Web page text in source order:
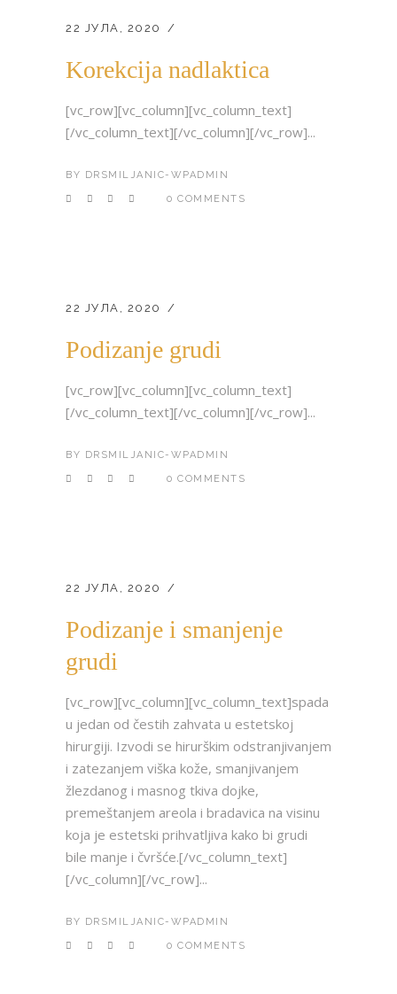
22 ЈУЛА, 2020
Korekcija nadlaktica
[vc_row][vc_column][vc_column_text]
[/vc_column_text][/vc_column][/vc_row]...
BY DRSMILJANIC-WPADMIN
0 COMMENTS
22 ЈУЛА, 2020
Podizanje grudi
[vc_row][vc_column][vc_column_text]
[/vc_column_text][/vc_column][/vc_row]...
BY DRSMILJANIC-WPADMIN
0 COMMENTS
22 ЈУЛА, 2020
Podizanje i smanjenje
grudi
[vc_row][vc_column][vc_column_text]spada
u jedan od čestih zahvata u estetskoj
hirurgiji. Izvodi se hirurškim odstranjivanjem
i zatezanjem viška kože, smanjivanjem
žlezdanog i masnog tkiva dojke,
premeštanjem areola i bradavica na visinu
koja je estetski prihvatljiva kako bi grudi
bile manje i čvršće.[/vc_column_text]
[/vc_column][/vc_row]...
BY DRSMILJANIC-WPADMIN
0 COMMENTS